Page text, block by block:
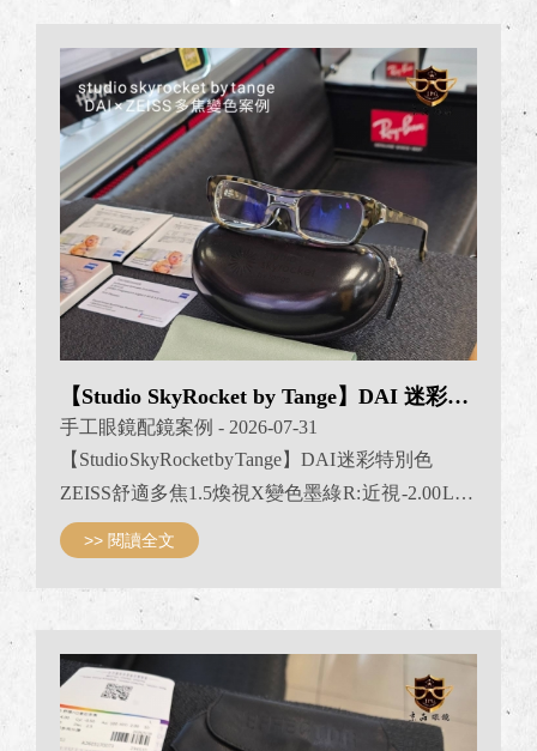
ZEISS 蔡司玻璃1.5 ET膜訂製鏡片 R: 遠視+2.75 ； L:
遠視 +2.75 從照片可看到眼鏡利用鏡腳的配重 完美
把鏡框的重心 移往鏡腳末端 就這麼簡單的物理移
重改變重心 讓框面重量落在鼻樑上能明顯減輕 達
到配戴眼鏡更舒適不容易滑落 這就...
【Studio SkyRocket by Tange】DAI 迷彩特別色
手工眼鏡配鏡案例 - 2026-07-31
【Studio SkyRocket by Tange】DAI 迷彩特別色
ZEISS舒適多焦1.5煥視X變色墨綠 R: 近視 -2.00 L:
近視 -1.75 看近加入度： +1.25 JPG京品眼鏡 日本手
工眼鏡專賣 #studioskyrocketbytange
#handmadeinjapan #蔡司多焦配鏡案例 #蔡司變色鏡
>> 閱讀全文